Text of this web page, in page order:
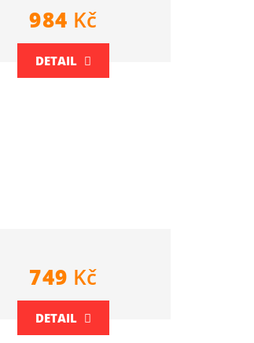
984 Kč
DETAIL
749 Kč
DETAIL